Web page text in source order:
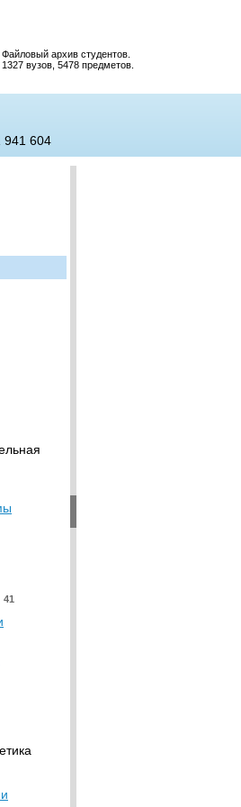
Файловый архив студентов.
1327 вузов, 5478 предметов.
941 604
41